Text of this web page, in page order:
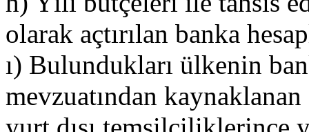
olarak açtırılan banka
ı) Bulundukları ülkenin
mevzuatından